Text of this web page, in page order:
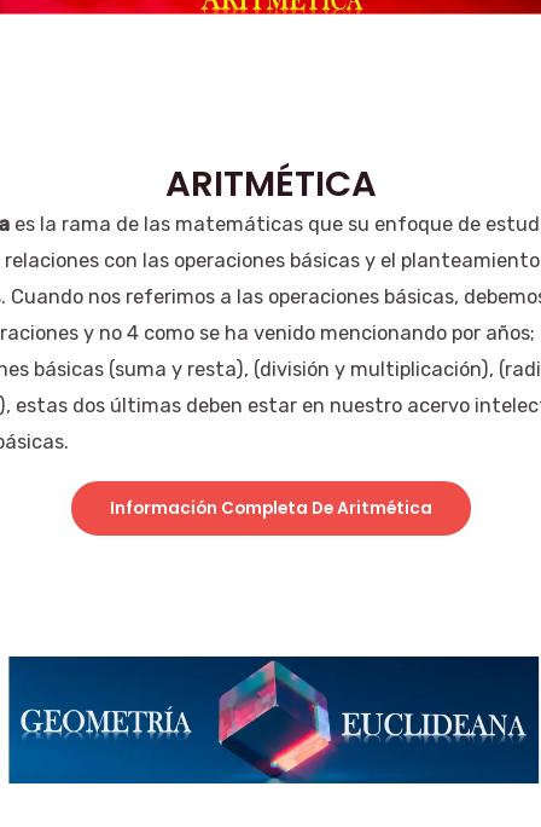
ARITMÉTICA
es la rama de las matemáticas que su enfoque de
relaciones con las operaciones básicas y el
Cuando nos referimos a las operaciones básicas,
y no 4 como se ha venido mencionando por años;
básicas (suma y resta), (división y multiplicación),
estas dos últimas deben estar en nuestro acervo
Información Completa De Aritmética